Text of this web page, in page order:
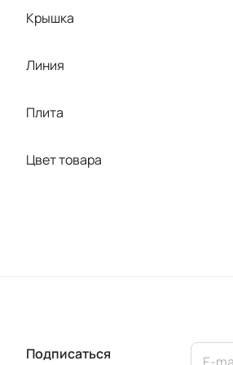
Крышка
Линия
Плита
Цвет товара
Подписаться